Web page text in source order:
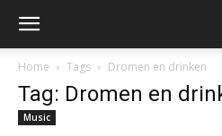
Home Tags Dromen en drinken
Tag: Dromen en
Music